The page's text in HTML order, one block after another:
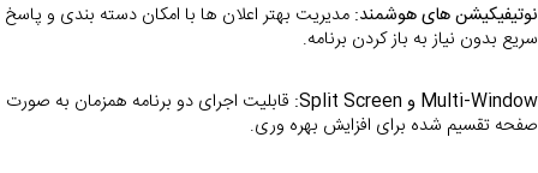
نوتیفیکیشن های هوشمند:
سریع بدون نیاز به باز کردن برنامه.
Multi-Window و Split Screen:
صفحه تقسیم شده برای افزایش بهره وری.